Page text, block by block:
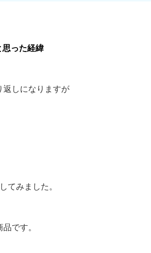
思った経緯
返しになりますが
てみました。
です。